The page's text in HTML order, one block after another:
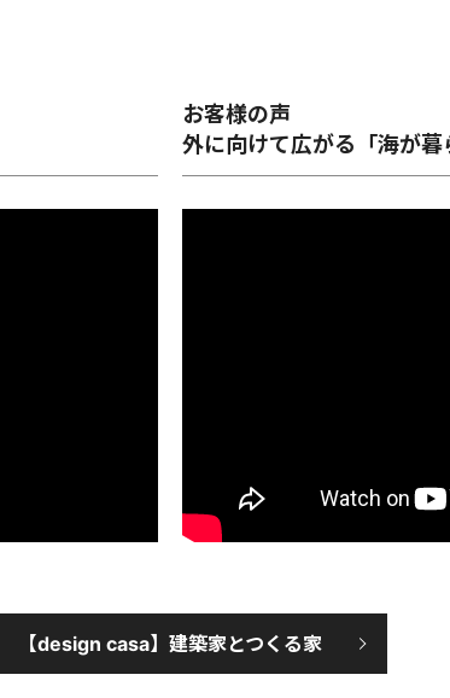
お客様の声
外に向けて広がる「海が暮
【design casa】建築家とつくる家